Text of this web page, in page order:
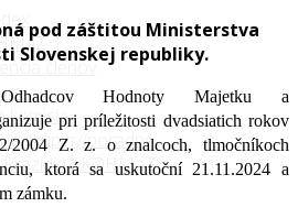
členov
komisia
skupiny/poradné
SKOHMaZ
pod záštitou Ministerstva
Slovenskej republiky.
Hodnoty Majetku a
pri príležitosti dvadsiatich rokov
2004 Z. z. o znalcoch, tlmočníkoch
ktorá sa uskutoční 21.11.2024 a
zámku.